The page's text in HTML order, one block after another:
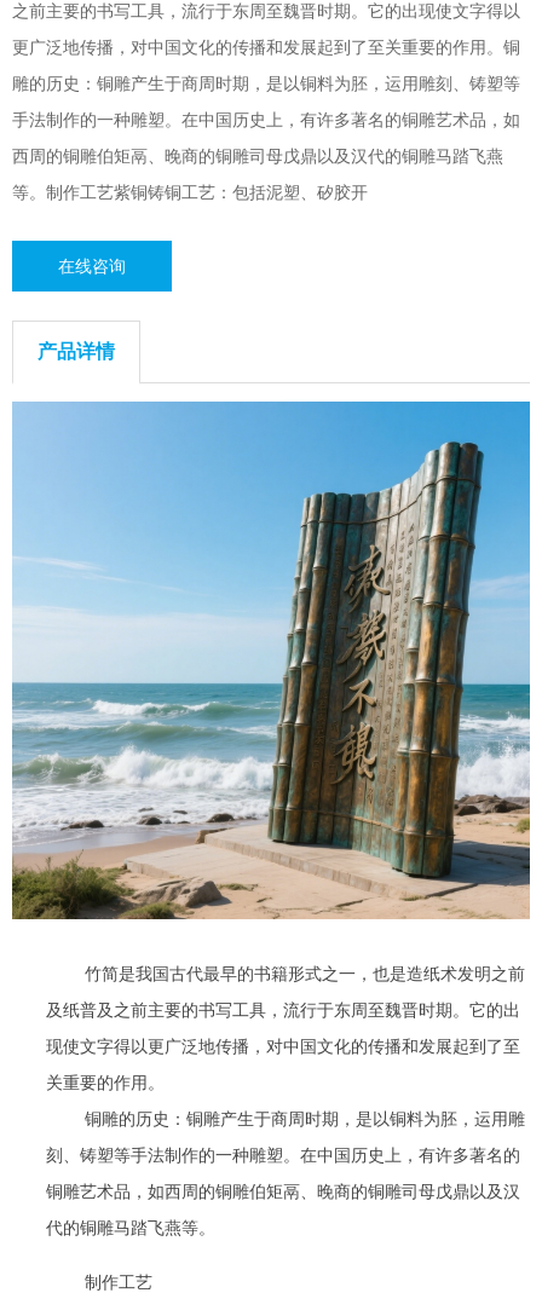
之前主要的书写工具，流行于东周至魏晋时期。它的出现使文字得以
更广泛地传播，对中国文化的传播和发展起到了至关重要的作用。铜
雕的历史：铜雕产生于商周时期，是以铜料为胚，运用雕刻、铸塑等
手法制作的一种雕塑。在中国历史上，有许多著名的铜雕艺术品，如
西周的铜雕伯矩鬲、晚商的铜雕司母戊鼎以及汉代的铜雕马踏飞燕
等。制作工艺紫铜铸铜工艺：包括泥塑、矽胶开
在线咨询
产品详情
竹简是我国古代最早的书籍形式之一，也是造纸术发明之前
及纸普及之前主要的书写工具，流行于东周至魏晋时期。它的出
现使文字得以更广泛地传播，对中国文化的传播和发展起到了至
关重要的作用。
铜雕的历史：铜雕产生于商周时期，是以铜料为胚，运用雕
刻、铸塑等手法制作的一种雕塑。在中国历史上，有许多著名的
铜雕艺术品，如西周的铜雕伯矩鬲、晚商的铜雕司母戊鼎以及汉
代的铜雕马踏飞燕等。
制作工艺